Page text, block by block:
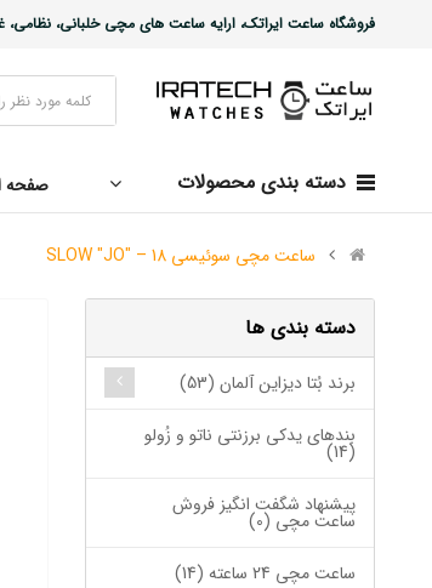
فروشگاه ساعت ایراتک، ارایه ساعت های مچی خلبانی،
دسته بندی محصولات صفحه
ساعت مچی سوئیسی SLOW "JO" – 18
دسته بندی ها
برند بُتا دیزاین آلمان (53)
بندهای یدکی برزنتی ناتو و زُولو
(14)
پیشنهاد شگفت انگیز فروش
ساعت مچی (0)
ساعت مچی 24 ساعته (14)